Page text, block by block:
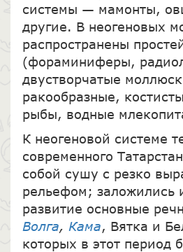
системы — мамонты,
другие. В неогеновых
распространены
(фораминиферы,
двустворчатые
ракообразные,
рыбы, водные
К неогеновой системе
современного
собой сушу с резко
рельефом; заложились
развитие основные
Волга, Кама, Вятка и
которых в этот период